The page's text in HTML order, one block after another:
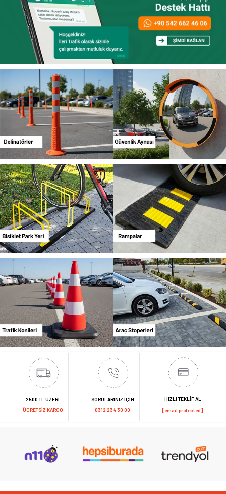
2500 TL ÜZERİ
ÜCRETSİZ KARGO
SORULARINIZ İÇİN
0312 234 30 00
HIZLI TEKLİF AL
[email protected]